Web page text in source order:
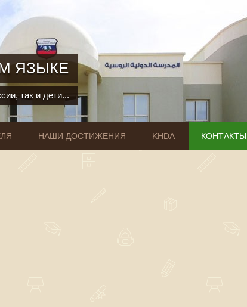
ЯЗЫКЕ
так и дети...
НАШИ ДОСТИЖЕНИЯ KHDA КОНТАКТЫ